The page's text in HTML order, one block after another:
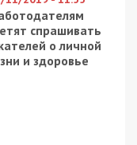
нову захисну
по вулиці
знаходяться
центр «Парк